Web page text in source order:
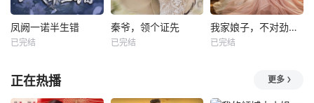
凤阙一诺半生错
已完结
秦爷，领个证先
已完结
我家娘子，不对劲第四季
已完结
正在热播 更多